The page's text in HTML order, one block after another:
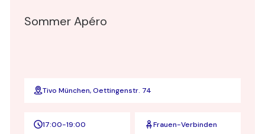
Sommer Apéro
Tivo München, Oettingenstr. 74
17:00-19:00 Frauen-Verbinden